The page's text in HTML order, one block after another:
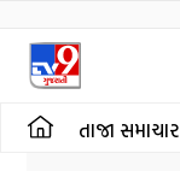
તાજા સમાચાર